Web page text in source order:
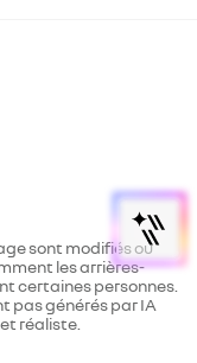
sont modifiés ou
les arrières-
certaines personnes.
pas générés par IA
réaliste.